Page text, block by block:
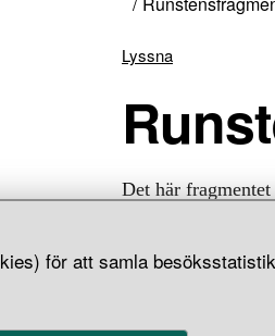
för att samla
Lyssna
Det här